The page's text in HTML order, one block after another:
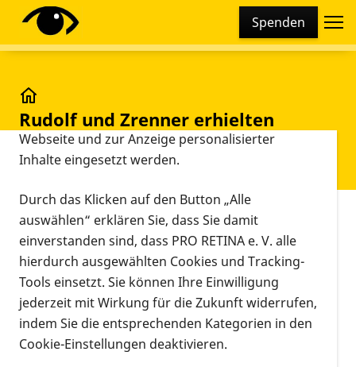
Spenden
Rudolf und Zrenner erhielten
den "Innovation Award" der
Euretina
Vorlesen
Rudolf und Zrenner erhielten den
"Innovation Award" der Euretina
[Prof] Rudolf und [Prof] Zrenner sind auf dem 11.
Euretina-Kongress, der Ende Mai in London
Diese Webseite setzt verschiedene Cookies und
Tracking-Tools ein. Dies beinhaltet Cookies und
technisch notwendig sind, die zu statistischen
Zwecken sowie zur besseren Bedienbarkeit der
Webseite und zur Anzeige personalisierter
Inhalte eingesetzt werden.
Durch das Klicken auf den Button „Alle
auswählen“ erklären Sie, dass Sie damit
einverstanden sind, dass PRO RETINA e. V. alle
hierdurch ausgewählten Cookies und Tracking-
Tools einsetzt. Sie können Ihre Einwilligung
jederzeit mit Wirkung für die Zukunft widerrufen,
indem Sie die entsprechenden Kategorien in den
Cookie-Einstellungen deaktivieren.